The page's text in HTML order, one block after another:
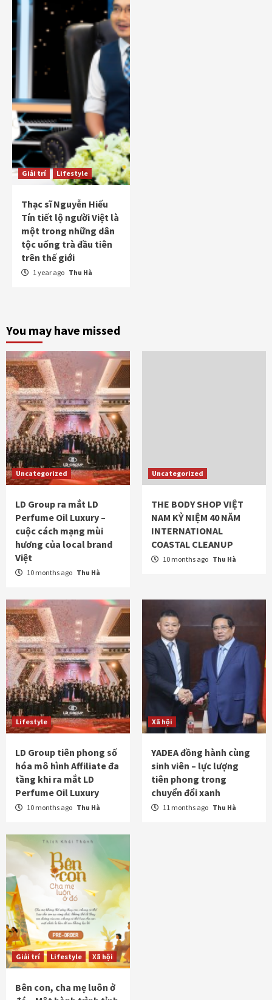
Giải trí Lifestyle
Thạc sĩ Nguyễn Hiếu
Tín tiết lộ người Việt là
một trong những dân
tộc uống trà đầu tiên
trên thế giới
1 year ago Thu Hà
You may have missed
Uncategorized
LD Group ra mắt LD
Perfume Oil Luxury –
cuộc cách mạng mùi
hương của local brand
Việt
10 months ago Thu Hà
Uncategorized
THE BODY SHOP VIỆT
NAM KỶ NIỆM 40 NĂM
INTERNATIONAL
COASTAL CLEANUP
10 months ago Thu Hà
Lifestyle
LD Group tiên phong số
hóa mô hình Affiliate đa
tầng khi ra mắt LD
Perfume Oil Luxury
10 months ago Thu Hà
Xã hội
YADEA đồng hành cùng
sinh viên – lực lượng
tiên phong trong
chuyển đổi xanh
11 months ago Thu Hà
Giải trí Lifestyle Xã hội
Bên con, cha mẹ luôn ở